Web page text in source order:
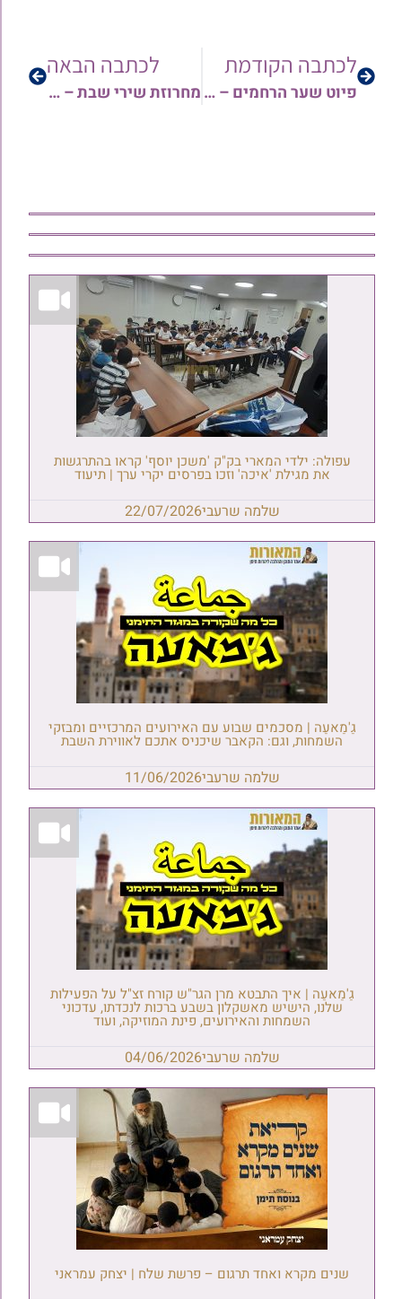
לכתבה הקודמת
פיוט שער הרחמים – מפי הגאון רבי אברהם אריה שליט"א
לכתבה הבאה
מחרוזת שירי שבת – דיואן עם החזן ר' אדיר ושדי | האזנה עריבה!
עפולה: ילדי המארי בק"ק 'משכן יוסף' קראו בהתרגשות
את מגילת 'איכה' וזכו בפרסים יקרי ערך | תיעוד
שלמה שרעבי22/07/2026
גַ'מַאעַה | מסכמים שבוע עם האירועים המרכזיים ומבזקי
השמחות, וגם: הקאבר שיכניס אתכם לאווירת השבת
שלמה שרעבי11/06/2026
גַ'מַאעַה | איך התבטא מרן הגר"ש קורח זצ"ל על הפעילות
שלנו, הישיש מאשקלון בשבע ברכות לנכדתו, עדכוני
השמחות והאירועים, פינת המוזיקה, ועוד
שלמה שרעבי04/06/2026
שנים מקרא ואחד תרגום – פרשת שלח | יצחק עמראני